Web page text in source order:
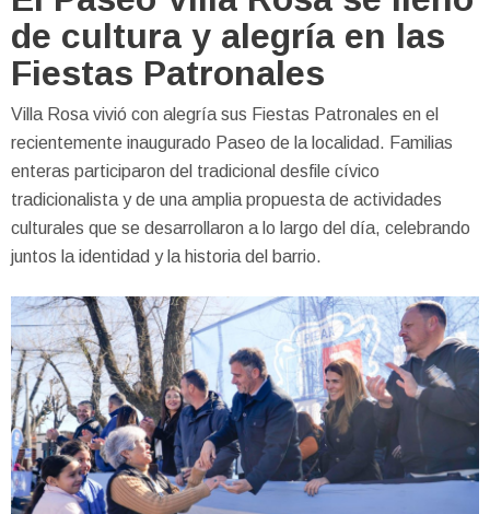
de cultura y alegría en las
Fiestas Patronales
Villa Rosa vivió con alegría sus Fiestas Patronales en el
recientemente inaugurado Paseo de la localidad. Familias
enteras participaron del tradicional desfile cívico
tradicionalista y de una amplia propuesta de actividades
culturales que se desarrollaron a lo largo del día, celebrando
juntos la identidad y la historia del barrio.